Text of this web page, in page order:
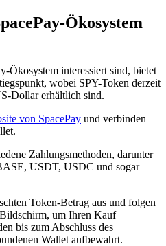
Ökosystem
Ökosystem interessiert sind, bietet
wobei SPY-Token derzeit
Dollar erhältlich sind.
von SpacePay und verbinden
Zahlungsmethoden, darunter
USDT, USDC und sogar
Token-Betrag aus und folgen
um Ihren Kauf
bis zum Abschluss des
Wallet aufbewahrt.